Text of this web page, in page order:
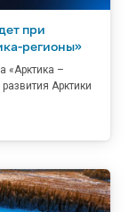
при
регионы»
«Арктика –
Арктики